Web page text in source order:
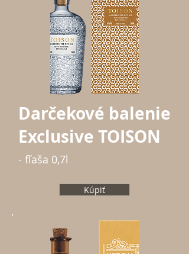
Darčekové balenie
Exclusive TOISON
- fľaša 0,7l
Kúpiť